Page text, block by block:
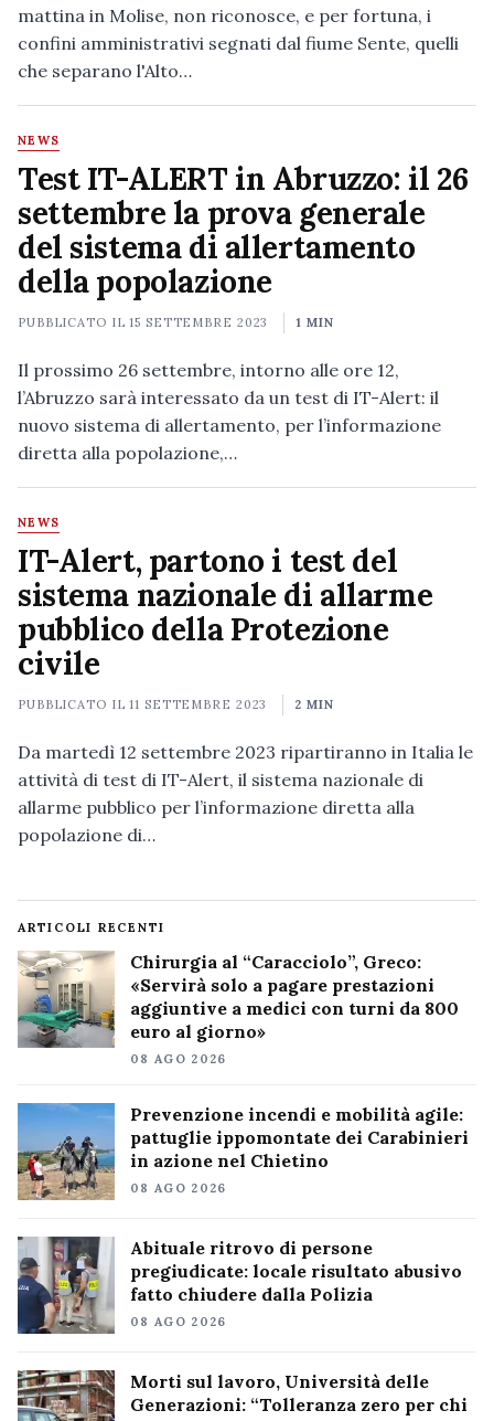
mattina in Molise, non riconosce, e per fortuna, i
confini amministrativi segnati dal fiume Sente, quelli
che separano l'Alto…
NEWS
Test IT-ALERT in Abruzzo: il 26
settembre la prova generale
del sistema di allertamento
della popolazione
PUBBLICATO IL15 SETTEMBRE 2023 1 MIN
Il prossimo 26 settembre, intorno alle ore 12,
l’Abruzzo sarà interessato da un test di IT-Alert: il
nuovo sistema di allertamento, per l’informazione
diretta alla popolazione,…
NEWS
IT-Alert, partono i test del
sistema nazionale di allarme
pubblico della Protezione
civile
PUBBLICATO IL11 SETTEMBRE 2023 2 MIN
Da martedì 12 settembre 2023 ripartiranno in Italia le
attività di test di IT-Alert, il sistema nazionale di
allarme pubblico per l’informazione diretta alla
popolazione di…
ARTICOLI RECENTI
Chirurgia al “Caracciolo”, Greco:
«Servirà solo a pagare prestazioni
aggiuntive a medici con turni da 800
euro al giorno»
08 AGO 2026
Prevenzione incendi e mobilità agile:
pattuglie ippomontate dei Carabinieri
in azione nel Chietino
08 AGO 2026
Abituale ritrovo di persone
pregiudicate: locale risultato abusivo
fatto chiudere dalla Polizia
08 AGO 2026
Morti sul lavoro, Università delle
Generazioni: “Tolleranza zero per chi